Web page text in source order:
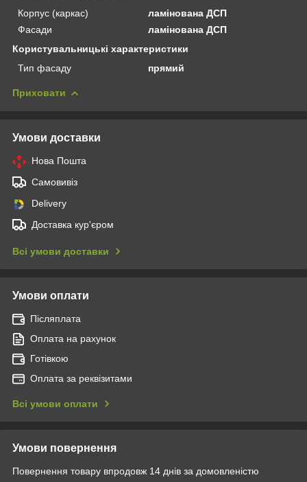
Корпус (каркас)
ламінована ДСП
Фасади
ламінована ДСП
Користувальницькі характеристики
Тип фасаду
прямий
Приховати
Умови доставки
Нова Пошта
Самовивіз
Delivery
Доставка кур'єром
Всі умови доставки
Умови оплати
Післяплата
Оплата на рахунок
Готівкою
Оплата за реквізитами
Всі умови оплати
Умови повернення
Повернення товару впродовж 14 днів за домовленістю